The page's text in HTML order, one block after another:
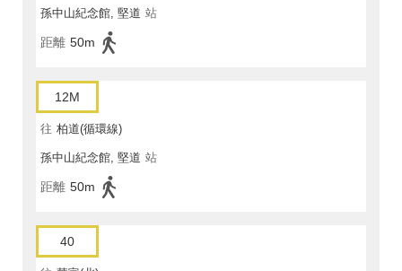
孫中山紀念館, 堅道 站
距離 50m
12M
往 柏道(循環線)
孫中山紀念館, 堅道 站
距離 50m
40